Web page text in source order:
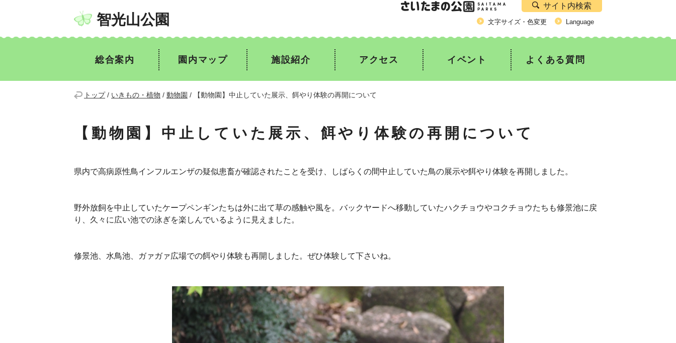
智光山公園
サイト内検索
文字サイズ・色変更 Language
総合案内 園内マップ 施設紹介 アクセス イベント よくある質問
トップ/ いきもの・植物 / 動物園 / 【動物園】中止していた展示、餌やり体験の再開について
【動物園】中止していた展示、餌やり体験の再開について
県内で高病原性鳥インフルエンザの疑似患畜が確認されたことを受け、しばらくの間中止していた鳥の展示や餌やり体験を再開しました。
野外放飼を中止していたケープペンギンたちは外に出て草の感触や風を。バックヤードへ移動していたハクチョウやコクチョウたちも修景池に戻
り、久々に広い池での泳ぎを楽しんでいるように見えました。
修景池、水鳥池、ガァガァ広場での餌やり体験も再開しました。ぜひ体験して下さいね。